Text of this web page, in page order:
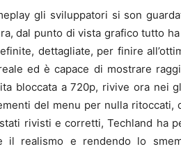
gli sviluppatori si son
dal punto di vista grafico tutto
dettagliate, per finire
ed è capace di mostrare
bloccata a 720p, rivive ora nei
del menu per nulla ritoccati,
rivisti e corretti, Techland ha
il realismo e rendendo lo